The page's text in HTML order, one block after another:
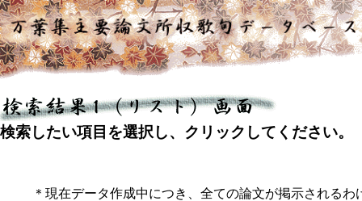
検索したい項目を選択し、クリックしてください。
＊現在データ作成中につき、全ての論文が掲示されるわ